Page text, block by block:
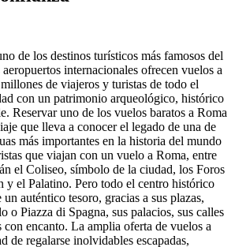
de los destinos turísticos más famosos del
internacionales ofrecen vuelos a
de viajeros y turistas de todo el
con un patrimonio arqueológico, histórico
Reservar uno de los vuelos baratos a Roma
que lleva a conocer el legado de una de
más importantes en la historia del mundo
que viajan con un vuelo a Roma, entre
el Coliseo, símbolo de la ciudad, los Foros
y el Palatino. Pero todo el centro histórico
auténtico tesoro, gracias a sus plazas,
o Piazza di Spagna, sus palacios, sus calles
encanto. La amplia oferta de vuelos a
de regalarse inolvidables escapadas,